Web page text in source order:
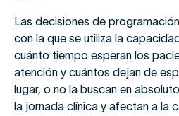
Las decisiones de
con la que se utiliza la
cuánto tiempo esperan los
atención y cuántos dejan de
lugar, o no la buscan en
la jornada clínica y afectan a la